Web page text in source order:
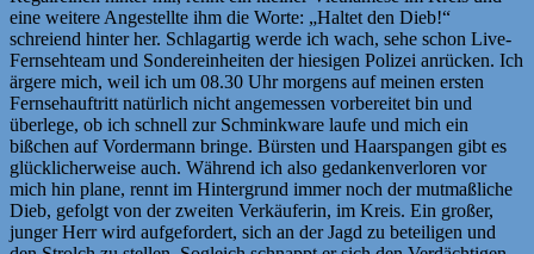
eine weitere Angestellte ihm die Worte: „Haltet den Dieb!“
schreiend hinter her. Schlagartig werde ich wach, sehe schon Live-
Fernsehteam und Sondereinheiten der hiesigen Polizei anrücken. Ich
ärgere mich, weil ich um 08.30 Uhr morgens auf meinen ersten
Fernsehauftritt natürlich nicht angemessen vorbereitet bin und
überlege, ob ich schnell zur Schminkware laufe und mich ein
bißchen auf Vordermann bringe. Bürsten und Haarspangen gibt es
glücklicherweise auch. Während ich also gedankenverloren vor
mich hin plane, rennt im Hintergrund immer noch der mutmaßliche
Dieb, gefolgt von der zweiten Verkäuferin, im Kreis. Ein großer,
junger Herr wird aufgefordert, sich an der Jagd zu beteiligen und